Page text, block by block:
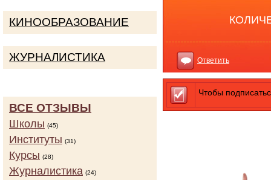
Ответить
Чтобы
КИНООБРАЗОВАНИЕ
ЖУРНАЛИСТИКА
ВСЕ ОТЗЫВЫ
Школы (45)
Институты (31)
Курсы (28)
Журналистика (24)